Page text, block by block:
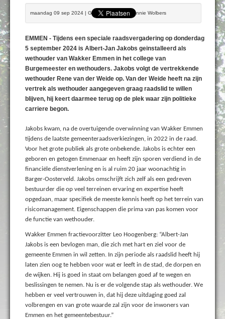
maandag 09 sep 2024 | Geschreven door Bennie Wolbers
EMMEN - Tijdens een speciale raadsvergadering op donderdag
5 september 2024 is Albert-Jan Jakobs geinstalleerd als
wethouder van Wakker Emmen in het college van
Burgemeester en wethouders. Jakobs volgt de vertrekkende
wethouder Rene van der Weide op. Van der Weide heeft na zijn
vertrek als wethouder aangegeven graag raadslid te willen
blijven, hij keert daarmee terug op de plek waar zijn politieke
carriere begon.
Jakobs kwam, na de overtuigende overwinning van Wakker Emmen
tijdens de laatste gemeenteraadsverkiezingen, in 2022 in de raad.
Voor het grote publiek als grote onbekende. Jakobs is echter een
geboren en getogen Emmenaar en heeft zijn sporen verdiend in de
financiële dienstverlening en is al ruim 20 jaar woonachtig in
Barger-Oosterveld. Jakobs omschrijft zich zelf als een gedreven
bestuurder die op veel terreinen ervaring en expertise heeft
opgedaan, maar specifiek de meeste kennis heeft op het terrein van
risicomanagement. Eigenschappen die prima van pas komen voor
de functie van wethouder.
Wakker Emmen fractievoorzitter Leo Hoogenberg: “Albert-Jan
Jakobs is een bevlogen man, die zich met hart en ziel voor de
gemeente Emmen in wil zetten. In zijn periode als raadslid heeft hij
laten zien oog te hebben voor wat er leeft in de stad, de dorpen en
de wijken. Hij is goed in staat om belangen goed af te wegen en
beslissingen te nemen. Nu is er de volgende stap als wethouder. We
hebben er veel vertrouwen in, dat hij deze uitdaging goed zal
volbrengen en van grote waarde zal zijn voor de inwoners van
Emmen en het gemeentebestuur.”